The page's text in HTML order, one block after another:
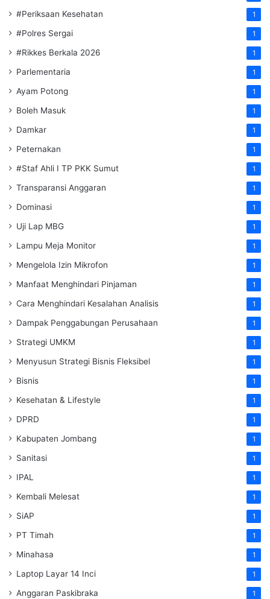
#Periksaan Kesehatan 1
#Polres Sergai 1
#Rikkes Berkala 2026 1
Parlementaria 1
Ayam Potong 1
Boleh Masuk 1
Damkar 1
Peternakan 1
#Staf Ahli I TP PKK Sumut 1
Transparansi Anggaran 1
Dominasi 1
Uji Lap MBG 1
Lampu Meja Monitor 1
Mengelola Izin Mikrofon 1
Manfaat Menghindari Pinjaman 1
Cara Menghindari Kesalahan Analisis 1
Dampak Penggabungan Perusahaan 1
Strategi UMKM 1
Menyusun Strategi Bisnis Fleksibel 1
Bisnis 1
Kesehatan & Lifestyle 1
DPRD 1
Kabupaten Jombang 1
Sanitasi 1
IPAL 1
Kembali Melesat 1
SiAP 1
PT Timah 1
Minahasa 1
Laptop Layar 14 Inci 1
Anggaran Paskibraka 1